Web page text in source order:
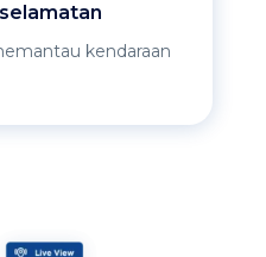
kendaraan